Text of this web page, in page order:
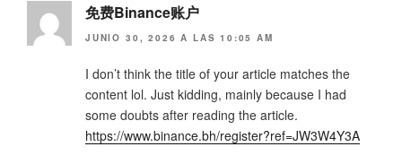
免费Binance账户
JUNIO 30, 2026 A LAS 10:05 AM
I don’t think the title of your article matches the
content lol. Just kidding, mainly because I had
some doubts after reading the article.
https://www.binance.bh/register?ref=JW3W4Y3A